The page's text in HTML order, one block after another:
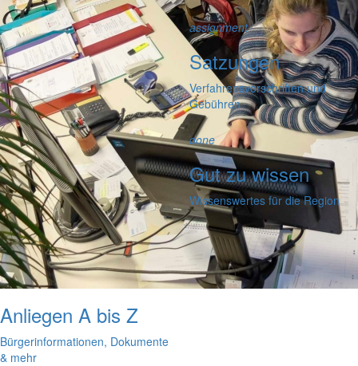
Anliegen A bis Z
Bürgerinformationen, Dokumente
& mehr
assignment
Satzungen
Verfahrensvorschriften und
Gebühren
done
Gut zu wissen
Wissenswertes für die Region